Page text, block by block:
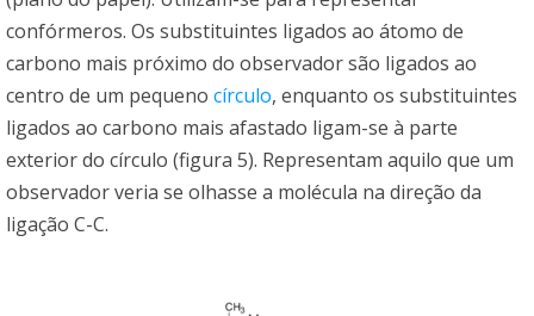
confórmeros. Os substituintes ligados ao átomo de
carbono mais próximo do observador são ligados ao
centro de um pequeno círculo, enquanto os substituintes
ligados ao carbono mais afastado ligam-se à parte
exterior do círculo (figura 5). Representam aquilo que um
observador veria se olhasse a molécula na direção da
ligação C-C.